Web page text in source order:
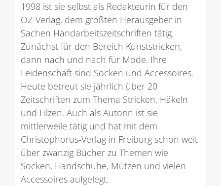
1998 ist sie selbst als Redakteurin für den
OZ-Verlag, dem größten Herausgeber in
Sachen Handarbeitszeitschriften tätig.
Zunächst für den Bereich Kunststricken,
dann nach und nach für Mode. Ihre
Leidenschaft sind Socken und Accessoires.
Heute betreut sie jährlich über 20
Zeitschriften zum Thema Stricken, Häkeln
und Filzen. Auch als Autorin ist sie
mittlerweile tätig und hat mit dem
Christophorus-Verlag in Freiburg schon weit
über zwanzig Bücher zu Themen wie
Socken, Handschuhe, Mützen und vielen
Accessoires aufgelegt.